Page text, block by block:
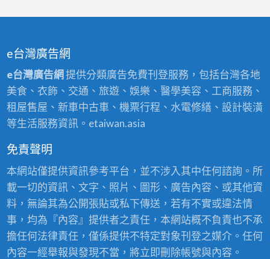
e台灣廣告網
e台灣廣告網 提供分類廣告免費刊登服務，包括台灣各地
美食、衣飾、交通、旅遊、娛樂、醫學美容、工商服務、
租屋售屋、新車中古車、機票行程、水電修繕、設計裝潢
等生活服務資訊。etaiwan.asia
免責聲明
本網站僅提供資訊參考平台，並不涉入其中任何諮詢。所
載一切的資訊、文字、照片、圖形、廣告內容、或其他資
料，無論其為公開張貼或私下傳送，若有不實或違法情
事，均為『內容』提供者之責任，本網站概不負責也不承
擔任何法律責任，僅係提供不特定對象刊登之媒介。任何
內容一經舉報與發現不當，將立即刪除帳號與內容。